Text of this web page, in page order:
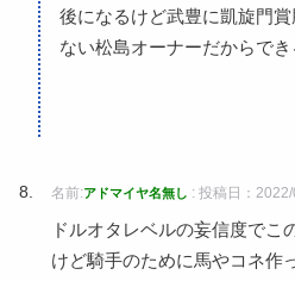
後になるけど武豊に凱旋門
ない松島オーナーだからで
名前:アドマイヤ名無し : 投稿日：
ドルオタレベルの妄信度でこ
けど騎手のために馬やコネ作